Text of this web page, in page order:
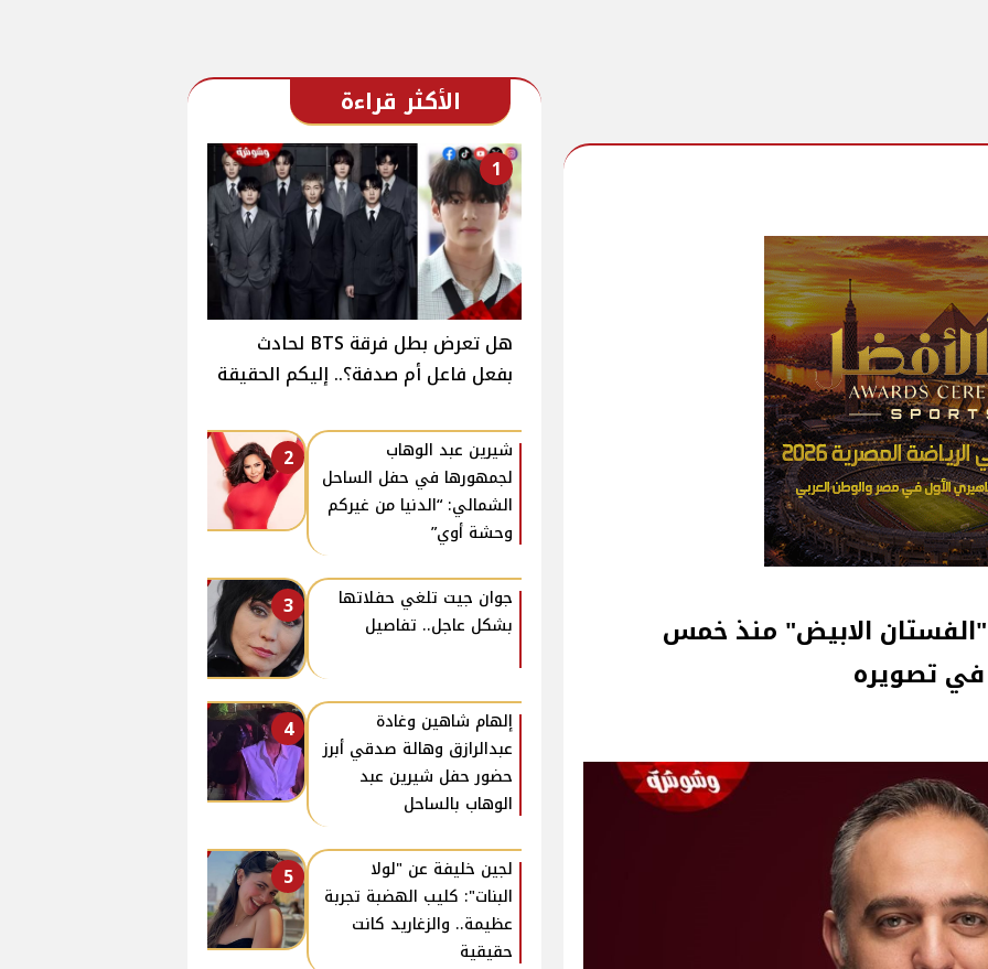
الابيض" منذ خمس
تصويره
الأكثر قراءة
1
هل تعرض بطل فرقة BTS لحادث
بفعل فاعل أم صدفة؟.. إليكم الحقيقة
2
شيرين عبد الوهاب
لجمهورها في حفل الساحل
الشمالي: “الدنيا من غيركم
وحشة أوي”
3
جوان جيت تلغي حفلاتها
بشكل عاجل.. تفاصيل
4
إلهام شاهين وغادة
عبدالرازق وهالة صدقي أبرز
حضور حفل شيرين عبد
الوهاب بالساحل
5
لجين خليفة عن "لولا
البنات": كليب الهضبة تجربة
عظيمة.. والزغاريد كانت
حقيقية